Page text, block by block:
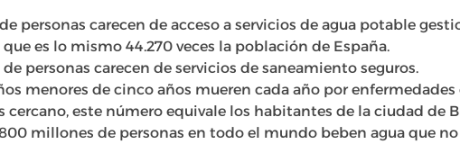
personas carecen de acceso a servicios de agua potable
que es lo mismo 44.270 veces la población de España.
personas carecen de servicios de saneamiento seguros.
menores de cinco años mueren cada año por enfermedades
cercano, este número equivale los habitantes de la ciudad de
millones de personas en todo el mundo beben agua que